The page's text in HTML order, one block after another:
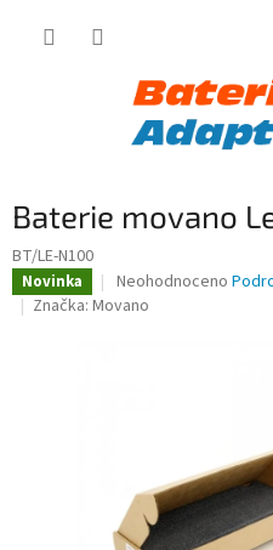
Baterie movano
BT/LE-N100
Novinka
Průměrné
hodnocení
Neohodnoceno
Značka: Movano